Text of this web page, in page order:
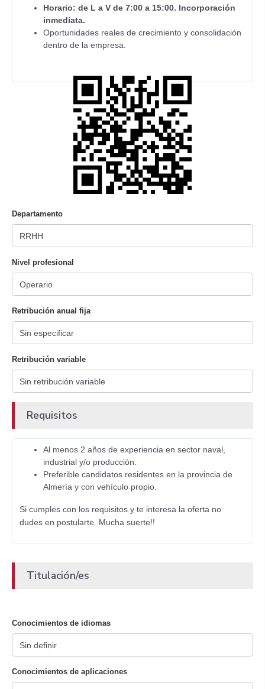
Horario: de L a V de 7:00 a 15:00. Incorporación
inmediata.
Oportunidades reales de crecimiento y consolidación
dentro de la empresa.
Departamento
Nivel profesional
Retribución anual fija
Retribución variable
Requisitos
Al menos 2 años de experiencia en sector naval,
industrial y/o producción.
Preferible candidatos residentes en la provincia de
Almería y con vehículo propio.
Si cumples con los requisitos y te interesa la oferta no
dudes en postularte. Mucha suerte!!
Titulación/es
Conocimientos de idiomas
Conocimientos de aplicaciones